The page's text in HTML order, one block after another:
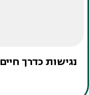
נגישות כדרך חיים